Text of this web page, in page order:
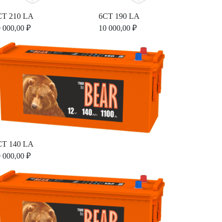
210 LA
000,00 ₽
6СТ 190 LA
10 000,00 ₽
140 LA
000,00 ₽